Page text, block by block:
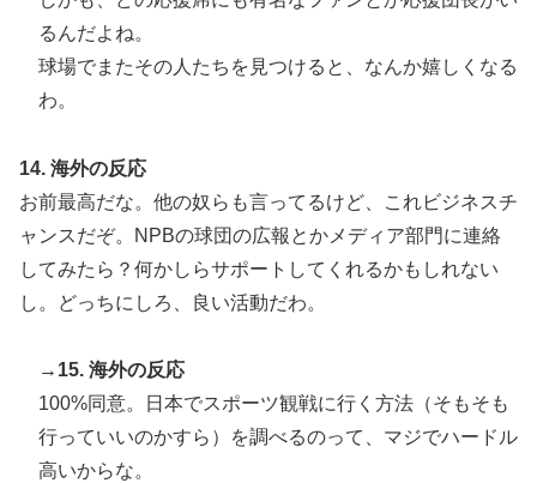
るんだよね。
球場でまたその人たちを見つけると、なんか嬉しくなる
わ。
14. 海外の反応
お前最高だな。他の奴らも言ってるけど、これビジネスチ
ャンスだぞ。NPBの球団の広報とかメディア部門に連絡
してみたら？何かしらサポートしてくれるかもしれない
し。どっちにしろ、良い活動だわ。
→15. 海外の反応
100%同意。日本でスポーツ観戦に行く方法（そもそも
行っていいのかすら）を調べるのって、マジでハードル
高いからな。